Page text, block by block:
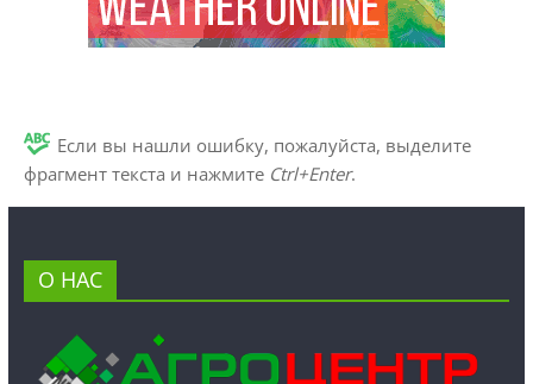
Если вы нашли ошибку, пожалуйста, выделите
фрагмент текста и нажмите Ctrl+Enter.
О НАС